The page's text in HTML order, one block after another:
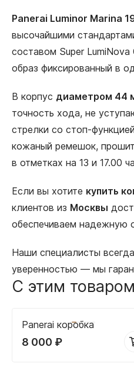
Panerai Luminor Marina
высочайшими
составом Super
образ фиксированный в
В корпус диаметром 44
точность хода, не
стрелки со стоп-
кожаный ремешок,
в отметках на 13 и 17.00
Если вы хотите купить
клиентов из Москвы
обеспечиваем надежную
Наши специалисты
уверенностью — мы
С этим
Panerai коробка
8 000 ₽